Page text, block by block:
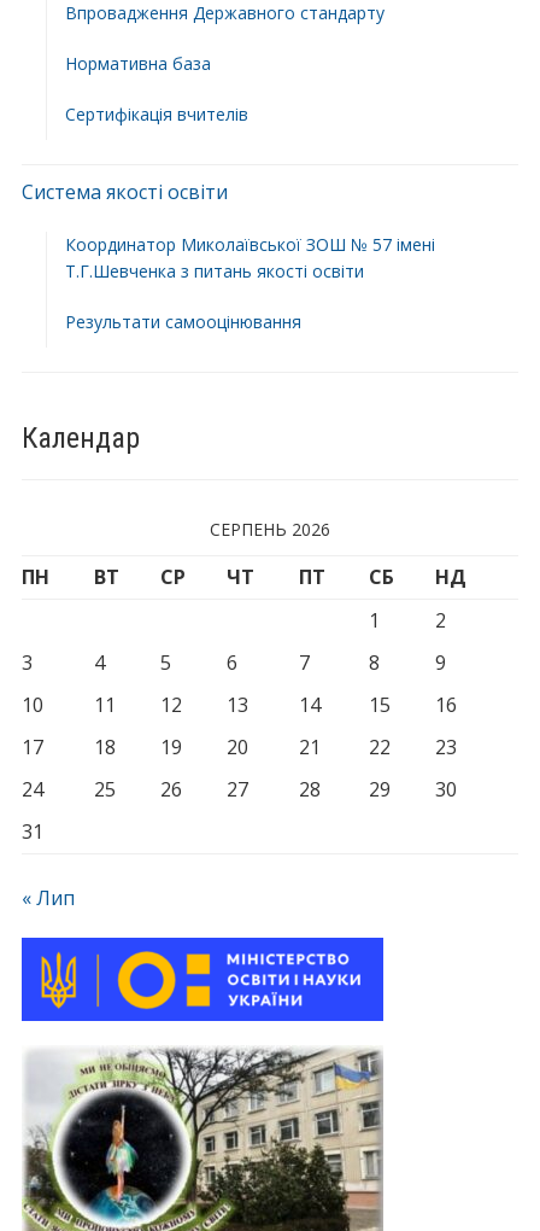
Впровадження Державного стандарту
Нормативна база
Сертифікація вчителів
Система якості освіти
Координатор Миколаївської ЗОШ № 57 імені
Т.Г.Шевченка з питань якості освіти
Результати самооцінювання
Календар
СЕРПЕНЬ 2026
ПН ВТ СР ЧТ ПТ СБ
НД
1
2
3
4 5 6 7 8
9
10
11 12 13 14 15
16
17
18 19 20 21 22
23
24
25 26 27 28 29
30
31
« Лип